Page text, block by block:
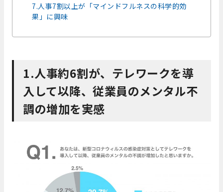
7.人事7割以上が「マインドフルネスの科学的効
果」に興味
1.人事約6割が、テレワークを導
入して以降、従業員のメンタル不
調の増加を実感